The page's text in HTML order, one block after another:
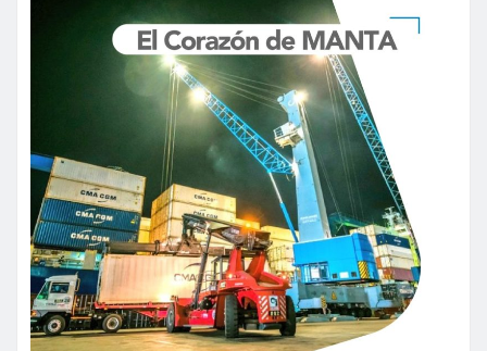
entradas